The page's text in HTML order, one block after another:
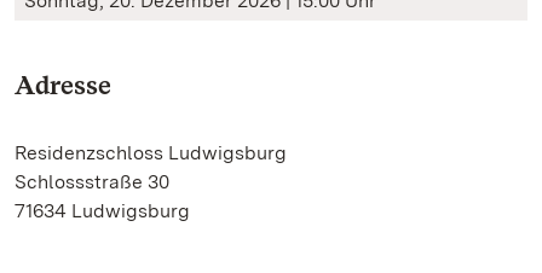
Adresse
Residenzschloss Ludwigsburg
Schlossstraße 30
71634 Ludwigsburg